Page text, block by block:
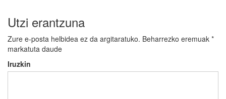
Utzi erantzuna
Zure e-posta helbidea ez da argitaratuko. Beharrezko eremuak *
markatuta daude
Iruzkin